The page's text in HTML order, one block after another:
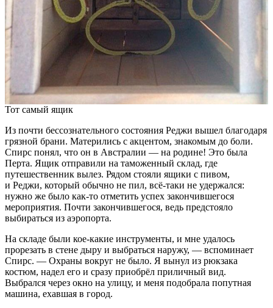
Тот самый ящик
Из почти бессознательного состояния Реджи вышел благодаря
грязной брани. Матерились с акцентом, знакомым до боли.
Спирс понял, что он в Австралии — на родине! Это была
Перта. Ящик отправили на таможенный склад, где
путешественник вылез. Рядом стояли ящики с пивом,
и Реджи, который обычно не пил, всё-таки не удержался:
нужно же было как-то отметить успех закончившегося
мероприятия. Почти закончившегося, ведь предстояло
выбираться из аэропорта.
На складе были кое-какие инструменты, и мне удалось
прорезать в стене дыру и выбраться наружу, — вспоминает
Спирс. — Охраны вокруг не было. Я вынул из рюкзака
костюм, надел его и сразу приобрёл приличный вид.
Выбрался через окно на улицу, и меня подобрала попутная
машина, ехавшая в город.